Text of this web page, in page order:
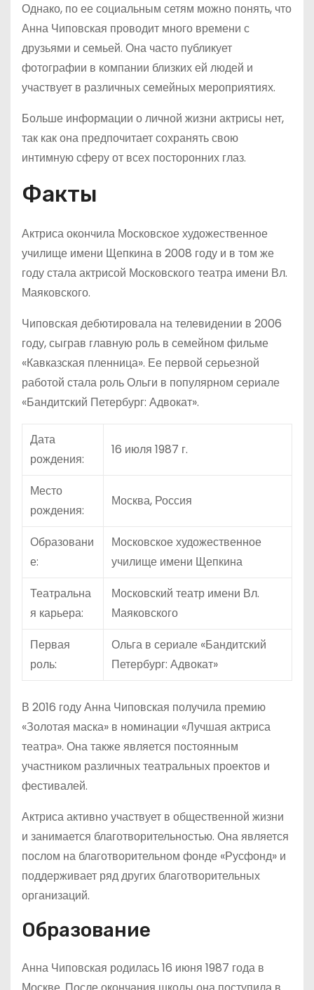
Однако, по ее социальным сетям можно понять, что
Анна Чиповская проводит много времени с
друзьями и семьей. Она часто публикует
фотографии в компании близких ей людей и
участвует в различных семейных мероприятиях.
Больше информации о личной жизни актрисы нет,
так как она предпочитает сохранять свою
интимную сферу от всех посторонних глаз.
Факты
Актриса окончила Московское художественное
училище имени Щепкина в 2008 году и в том же
году стала актрисой Московского театра имени Вл.
Маяковского.
Чиповская дебютировала на телевидении в 2006
году, сыграв главную роль в семейном фильме
«Кавказская пленница». Ее первой серьезной
работой стала роль Ольги в популярном сериале
«Бандитский Петербург: Адвокат».
Дата
рождения:
16 июля 1987 г.
Место
рождения:
Москва, Россия
Образовани
е:
Московское художественное
училище имени Щепкина
Театральна
я карьера:
Московский театр имени Вл.
Маяковского
Первая
роль:
Ольга в сериале «Бандитский
Петербург: Адвокат»
В 2016 году Анна Чиповская получила премию
«Золотая маска» в номинации «Лучшая актриса
театра». Она также является постоянным
участником различных театральных проектов и
фестивалей.
Актриса активно участвует в общественной жизни
и занимается благотворительностью. Она является
послом на благотворительном фонде «Русфонд» и
поддерживает ряд других благотворительных
организаций.
Образование
Анна Чиповская родилась 16 июня 1987 года в